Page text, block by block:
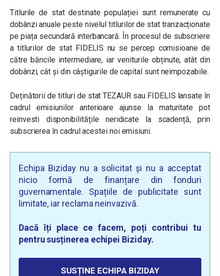
Titlurile de stat destinate populației sunt remunerate cu
dobânzi anuale peste nivelul titlurilor de stat tranzacționate
pe piața secundară interbancară. În procesul de subscriere
a titlurilor de stat FIDELIS nu se percep comisioane de
către băncile intermediare, iar veniturile obținute, atât din
dobânzi, cât și din câștigurile de capital sunt neimpozabile.
Deținătorii de titluri de stat TEZAUR sau FIDELIS lansate în
cadrul emisiunilor anterioare ajunse la maturitate pot
reinvesti disponibilitățile neridicate la scadență, prin
subscrierea în cadrul acestei noi emisiuni.
Echipa Biziday nu a solicitat și nu a acceptat
nicio formă de finanțare din fonduri
guvernamentale. Spațiile de publicitate sunt
limitate, iar reclama neinvazivă.
Dacă îți place ce facem, poți contribui tu
pentru susținerea echipei Biziday.
SUSȚINE ECHIPA BIZIDAY